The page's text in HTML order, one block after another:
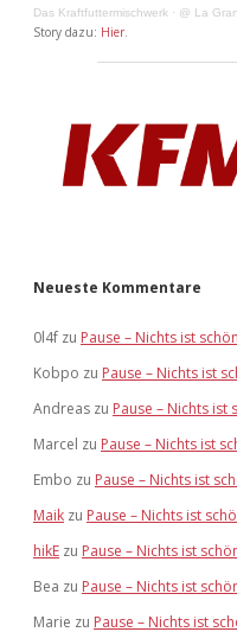
Das Kraftfuttermischwerk · @ La
Story dazu: Hier.
Neueste Kommentare
0l4f zu Pause – Nichts ist
Kobpo zu Pause – Nichts ist
Andreas zu Pause – Nichts ist
Marcel zu Pause – Nichts ist
Embo zu Pause – Nichts ist
Maik zu Pause – Nichts ist
hikE zu Pause – Nichts ist
Bea zu Pause – Nichts ist
Marie zu Pause – Nichts ist